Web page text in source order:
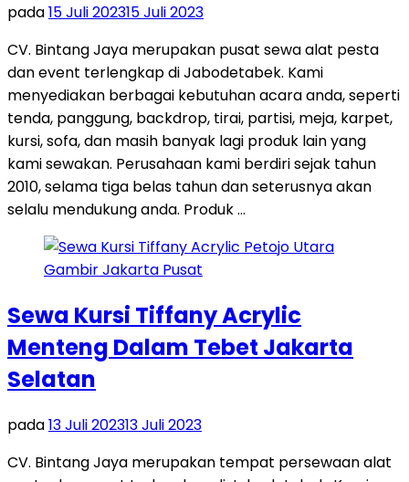
pada15 Juli 202315 Juli 2023
CV. Bintang Jaya merupakan pusat sewa alat pesta
dan event terlengkap di Jabodetabek. Kami
menyediakan berbagai kebutuhan acara anda, seperti
tenda, panggung, backdrop, tirai, partisi, meja, karpet,
kursi, sofa, dan masih banyak lagi produk lain yang
kami sewakan. Perusahaan kami berdiri sejak tahun
2010, selama tiga belas tahun dan seterusnya akan
selalu mendukung anda. Produk …
Sewa Kursi Tiffany Acrylic
Menteng Dalam Tebet Jakarta
Selatan
pada13 Juli 202313 Juli 2023
CV. Bintang Jaya merupakan tempat persewaan alat